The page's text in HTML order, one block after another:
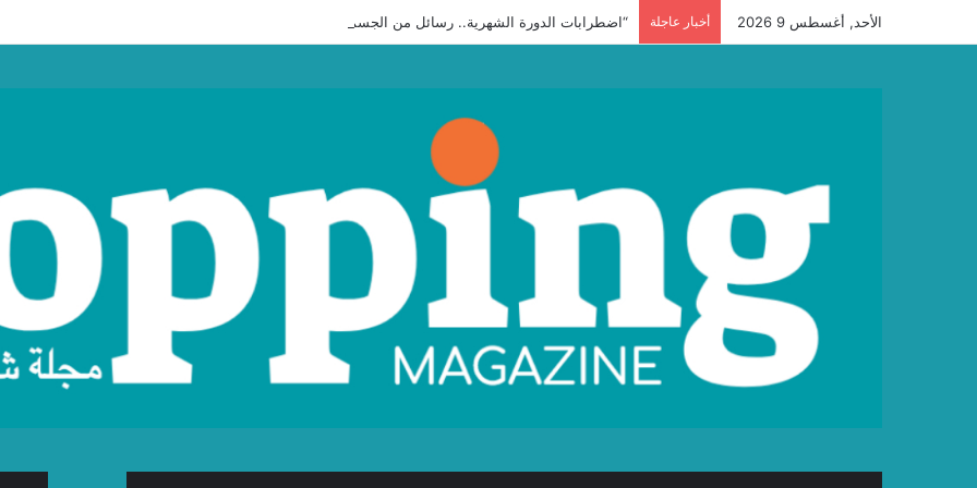
الأحد, أغسطس 9 2026 أخبار عاجلة “اضطرابات الدورة الشهرية.. رسائل من الجسم لا يجب تجاهلها”